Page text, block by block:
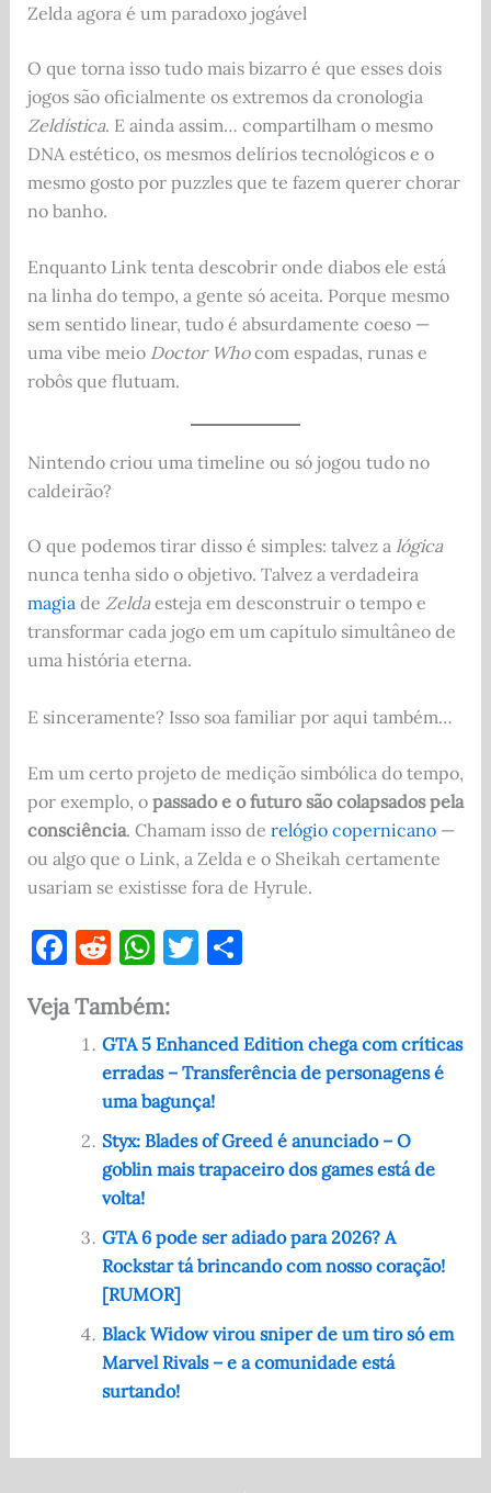
Zelda agora é um paradoxo jogável
O que torna isso tudo mais bizarro é que esses dois
jogos são oficialmente os extremos da cronologia
Zeldística. E ainda assim… compartilham o mesmo
DNA estético, os mesmos delírios tecnológicos e o
mesmo gosto por puzzles que te fazem querer chorar
no banho.
Enquanto Link tenta descobrir onde diabos ele está
na linha do tempo, a gente só aceita. Porque mesmo
sem sentido linear, tudo é absurdamente coeso —
uma vibe meio Doctor Whocom espadas, runas e
robôs que flutuam.
Nintendo criou uma timeline ou só jogou tudo no
caldeirão?
O que podemos tirar disso é simples: talvez a lógica
nunca tenha sido o objetivo. Talvez a verdadeira
magiade Zeldaesteja em desconstruir o tempo e
transformar cada jogo em um capítulo simultâneo de
uma história eterna.
E sinceramente? Isso soa familiar por aqui também…
Em um certo projeto de medição simbólica do tempo,
por exemplo, o passado e o futuro são colapsados pela
consciência. Chamam isso de relógio copernicano—
ou algo que o Link, a Zelda e o Sheikah certamente
usariam se existisse fora de Hyrule.
F
c
e
o
o
R
d
di
t
W
at
s
A
p
p
T
te
r
S
e
Veja Também:
GTA 5 Enhanced Edition chega com críticas
erradas – Transferência de personagens é
uma bagunça!
Styx: Blades of Greed é anunciado – O
goblin mais trapaceiro dos games está de
volta!
GTA 6 pode ser adiado para 2026? A
Rockstar tá brincando com nosso coração!
[RUMOR]
Black Widow virou sniper de um tiro só em
Marvel Rivals – e a comunidade está
surtando!